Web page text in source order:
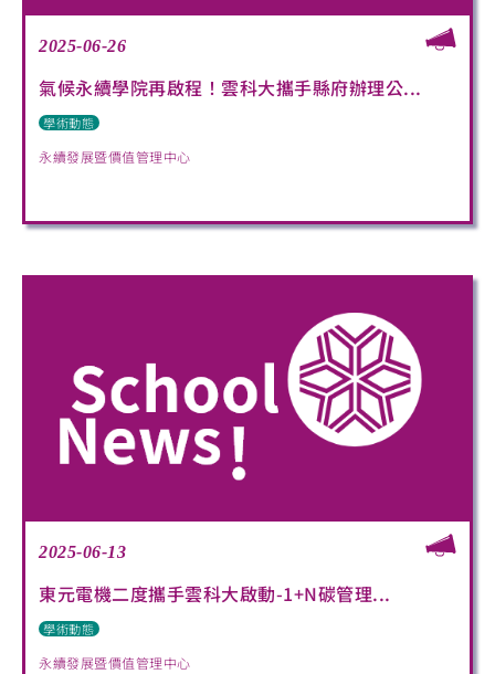
2025-06-26
氣候永續學院再啟程！雲科大攜手縣府辦理公...
學術動態
永續發展暨價值管理中心
2025-06-13
東元電機二度攜手雲科大啟動-1+N碳管理...
學術動態
永續發展暨價值管理中心